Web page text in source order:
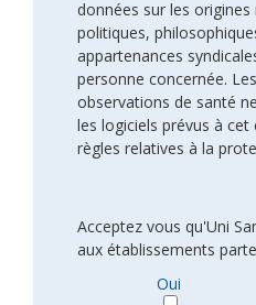
données sur les
politiques,
appartenances
personne concernée.
observations de santé
les logiciels prévus à
règles relatives à la
Acceptez vous qu'Uni
aux établissements
Oui